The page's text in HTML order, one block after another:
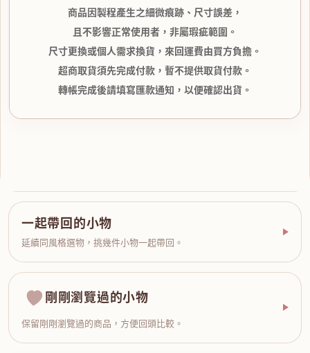
商品因製程產生之細微痕跡、尺寸誤差，
且不影響正常使用者，非屬瑕疵範圍。
尺寸更換或個人需求換貨，來回運費由買方負擔。
超商取貨須先完成付款，暫不提供取貨付款。
轉帳完成後請填寫匯款通知，以便確認出貨。
一起帶回的小物
延續同風格選物，挑幾件小物一起帶回。
剛剛瀏覽過的小物
保留剛剛瀏覽過的商品，方便回頭比較。